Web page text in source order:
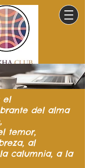
el
del alma
temor,
al
calumnia, a la